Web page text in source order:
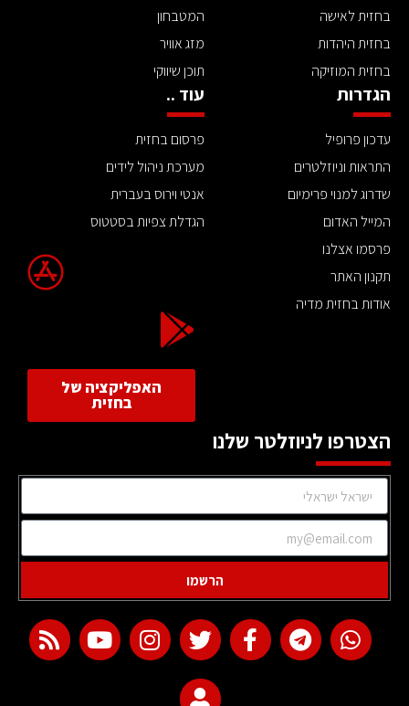
בחזית לאישה
בחזית היהדות
בחזית המוזיקה
המטבחון
מזג אוויר
תוכן שיווקי
הגדרות
עדכון פרופיל
התראות וניוזלטרים
שדרוג למנוי פרימיום
המייל האדום
פרסמו אצלנו
תקנון האתר
אודות בחזית מדיה
עוד ..
פרסום בחזית
מערכת ניהול לידים
אנטי וירוס בעברית
הגדלת צפיות בסטטוס
האפליקציה של
בחזית
הצטרפו לניוזלטר שלנו
הרשמו